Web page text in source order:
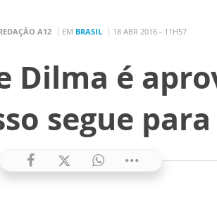
A12 EM BRASIL 18 ABR 2016 - 11H57
Dilma é
segue